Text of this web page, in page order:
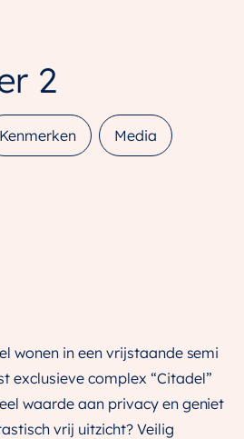
2
Kenmerken Media
wonen in een vrijstaande semi
exclusieve complex “Citadel”
waarde aan privacy en geniet
vrij uitzicht? Veilig